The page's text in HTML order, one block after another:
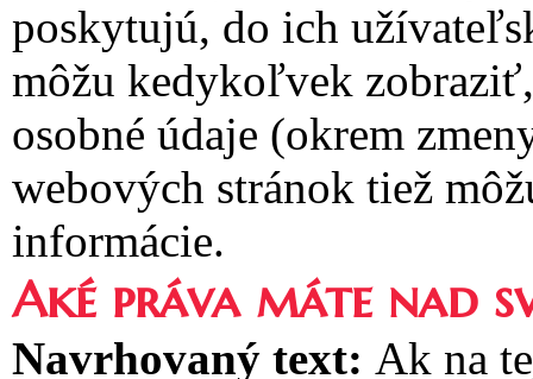
poskytujú, do ich
môžu kedykoľvek
osobné údaje (okrem
webových stránok tiež
informácie.
Aké práva máte nad
Navrhovaný text: Ak na